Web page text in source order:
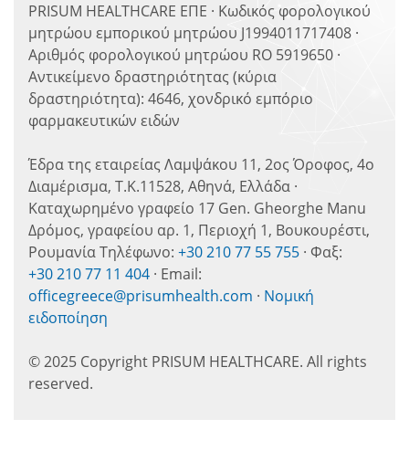
PRISUM HEALTHCARE ΕΠΕ · Κωδικός φορολογικού
μητρώου εμπορικού μητρώου J1994011717408 ·
Αριθμός φορολογικού μητρώου RO 5919650 ·
Αντικείμενο δραστηριότητας (κύρια
δραστηριότητα): 4646, χονδρικό εμπόριο
φαρμακευτικών ειδών
Έδρα της εταιρείας Λαμψάκου 11, 2ος Όροφος, 4ο
Διαμέρισμα, Τ.Κ.11528, Αθηνά, Ελλάδα ·
Καταχωρημένο γραφείο 17 Gen. Gheorghe Manu
Δρόμος, γραφείου αρ. 1, Περιοχή 1, Βουκουρέστι,
Ρουμανία Τηλέφωνο: +30 210 77 55 755 · Φαξ:
+30 210 77 11 404 · Email:
officegreece@prisumhealth.com · Νομική
ειδοποίηση
© 2025 Copyright PRISUM HEALTHCARE. All rights
reserved.